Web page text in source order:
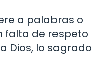
a palabras o
falta de respeto
Dios, lo sagrado